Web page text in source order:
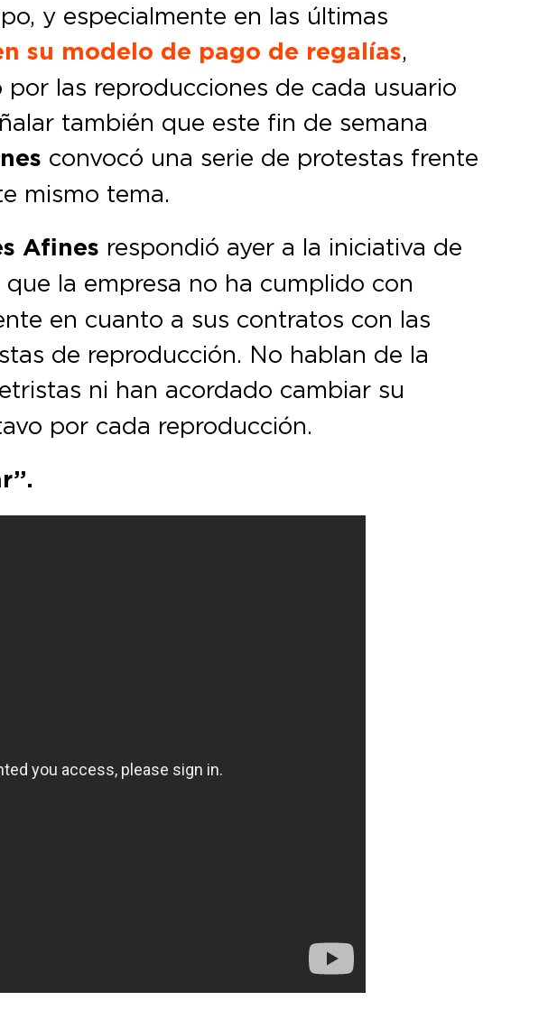
y especialmente en las últimas
su modelo de pago de regalías,
las reproducciones de cada usuario
también que este fin de semana
convocó una serie de protestas frente
mismo tema.
Afines respondió ayer a la iniciativa de
la empresa no ha cumplido con
en cuanto a sus contratos con las
de reproducción. No hablan de la
ni han acordado cambiar su
por cada reproducción.